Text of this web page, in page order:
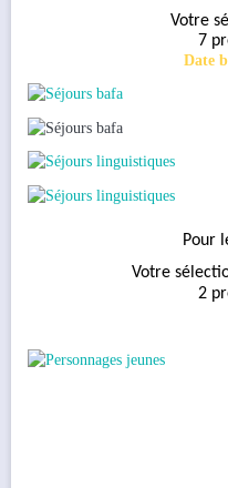
Votre
7
Date
Pour
Votre
2